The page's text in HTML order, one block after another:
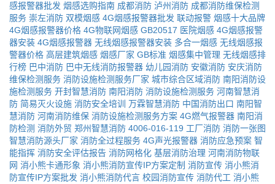
感报警器批发 烟感选购指南 成都消防 泸州消防 成都消防维保检测
服务 崇左消防 双模烟感 4G烟感报警器批发 联动报警 烟感十大品牌
4G烟感报警器价格 4G物联网烟感 GB20517 医院烟感 4G烟感报警
器安装 4G烟感报警器 无线烟感报警器安装 多合一烟感 无线烟感报
警器价格 高层建筑烟感 烟感厂家 GB标准 烟感集中管理 无线烟感排
行榜 巴中消防 巴中无线消防报警器 幼儿园消防 安徽消防 安庆消防
维保检测服务 消防设施检测服务厂家 城市综合区域消防 南阳消防设
施检测服务 开封智慧消防 南阳消防 消防设施检测服务 河南智慧消
防 简易灭火设施 消防安全培训 万霖智慧消防 中国消防出口 南阳智
慧消防 河南消防维保 消防设施检测服务方案 4G燃气报警器 南阳消
防检测 消防外贸 郑州智慧消防 4006-016-119 工厂消防 消防一张图
智慧消防源头厂家 消防全过程服务 4G声光报警器 消防应急预案 智
能指挥 消防安全评估报告 消防网格化 基层消防治理 河南消防物联
网 消小熊卡通形象 消小熊消防宣传IP方案定制 消防宣传 消小熊消
防宣传IP方案批发 消小熊消防代言 校园消防宣传 消防代工 消小熊